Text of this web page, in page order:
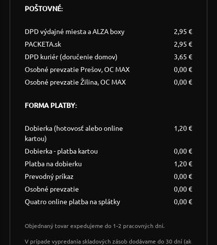
POŠTOVNÉ:
DPD výdajné miesta a ALZA boxy
2,95 €
PACKETA.sk
2,95 €
DPD kuriér (doručenie domov)
3,65 €
Osobné prevzatie Prešov, OC MAX
0,00 €
Osobné prevzatie Žilina, OC MAX
0,00 €
FORMA PLATBY:
Dobierka (hotovosť alebo online
kartou)
1,20 €
Dobierka - platba kartou
0,00 €
Platba na dobierku
1,20 €
Prevodný príkaz
0,00 €
Osobné prevzatie
0,00 €
Quatro online platba na splátky
0,00 €
Objednaný tovar expedujeme do 1-2 pracovných dní.
V prípade vypredania skladových zásob dodávame do 30 dní (ak